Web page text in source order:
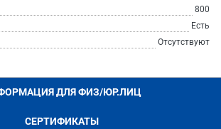
800
Есть
Отсутствуют
ДЛЯ ФИЗ/ЮР.ЛИЦ
СЕРТИФИКАТЫ